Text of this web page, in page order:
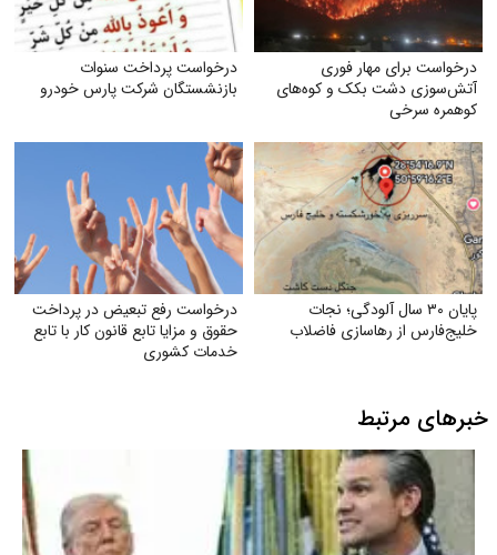
درخواست برای مهار فوری
آتش‌سوزی دشت بکک و کوه‌های
کوهمره‌ سرخی
درخواست پرداخت سنوات
بازنشستگان شرکت پارس خودرو
پایان ۳۰ سال آلودگی؛ نجات
خلیج‌فارس از رهاسازی فاضلاب
درخواست رفع تبعیض در پرداخت
حقوق و مزایا تابع قانون کار با تابع
خدمات کشوری
خبرهای مرتبط